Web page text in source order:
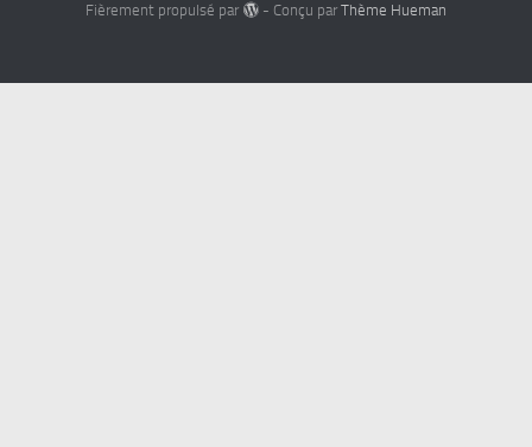
Fièrement propulsé par - Conçu par Thème Hueman